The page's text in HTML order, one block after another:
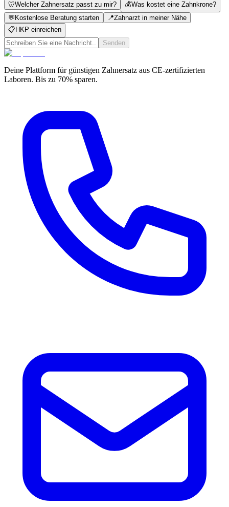
🦷Welcher Zahnersatz passt zu mir? 💰Was kostet eine Zahnkrone?
💬 Kostenlose Beratung starten 📍Zahnarzt in meiner Nähe
📋 HKP einreichen
Senden
Deine Plattform für günstigen Zahnersatz aus CE-zertifizierten
Laboren. Bis zu 70% sparen.